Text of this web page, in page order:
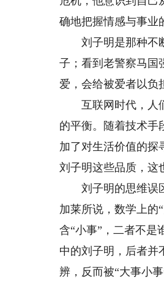
确地把握情感与事业
刘子明是那种不断
子；看到老警察马国
爱，会给被爱者以负
互联网时代，人们
的平衡。随着技术手
加了对生活价值的探
刘子明这些品质，这
刘子明的思维误区
加莱所说，数学上的
含“小事”，二者不是
中的刘子明，后者并
辨，反而被“大事小